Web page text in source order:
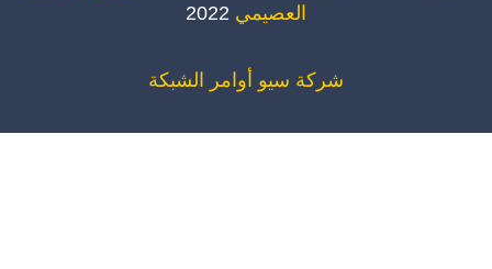
العصيمي2022
شركة سيو أوامر الشبكة